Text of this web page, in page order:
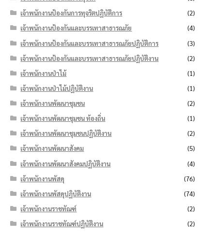
เจ้าพนักงานป้องกันการทุจริตปฏิบัติการ
(2)
เจ้าพนักงานป้องกันและบรรเทาสาธารณภัย
(4)
เจ้าพนักงานป้องกันและบรรเทาสาธารณภัยปฏิบัติการ
(3)
เจ้าพนักงานป้องกันและบรรเทาสาธารณภัยปฏิบัติงาน
(2)
เจ้าพนักงานป่าไม้
(1)
เจ้าพนักงานป่าไม้ปฏิบัติงาน
(1)
เจ้าพนักงานพัฒนาชุมชน
(2)
เจ้าพนักงานพัฒนาชุมชน ท้องถิ่น
(1)
เจ้าพนักงานพัฒนาชุมชนปฏิบัติงาน
(2)
เจ้าพนักงานพัฒนาสังคม
(5)
เจ้าพนักงานพัฒนาสังคมปฏิบัติงาน
(4)
เจ้าพนักงานพัสดุ
(76)
เจ้าพนักงานพัสดุปฏิบัติงาน
(74)
เจ้าพนักงานราชทัณฑ์
(2)
เจ้าพนักงานราชทัณฑ์ปฏิบัติงาน
(2)